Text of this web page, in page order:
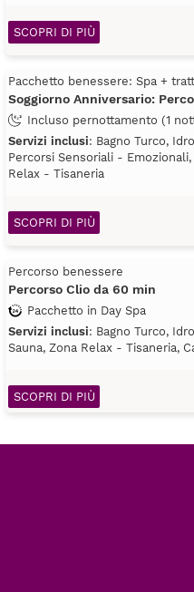
SCOPRI DI PIÙ
Pacchetto benessere: Spa +
Soggiorno Anniversario:
Incluso pernottamento (1
Servizi inclusi: Bagno Turco,
Percorsi Sensoriali -
Relax - Tisaneria
SCOPRI DI PIÙ
Percorso benessere
Percorso Clio da 60 min
Pacchetto in Day Spa
Servizi inclusi: Bagno Turco,
Sauna, Zona Relax - Tisaneria,
SCOPRI DI PIÙ